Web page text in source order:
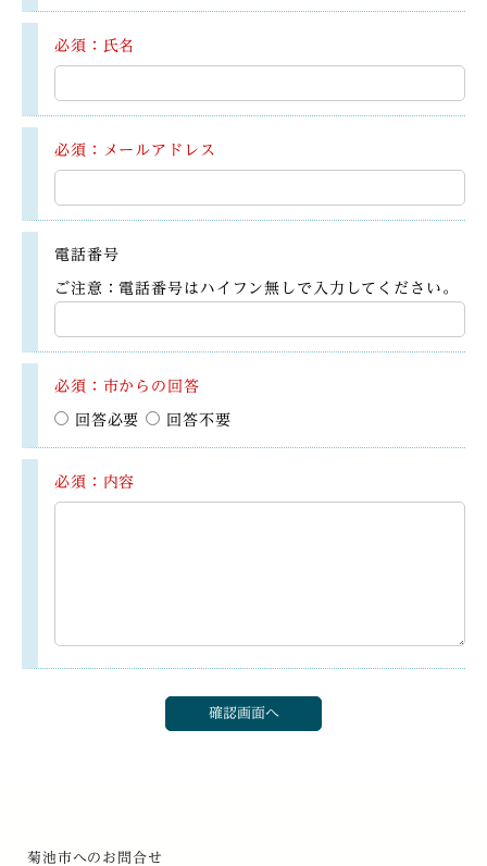
必須：氏名
必須：メールアドレス
電話番号
ご注意：電話番号はハイフン無しで入力してください。
必須：市からの回答
回答必要 回答不要
必須：内容
菊池市へのお問合せ